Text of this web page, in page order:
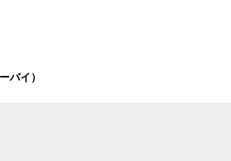
バイ）